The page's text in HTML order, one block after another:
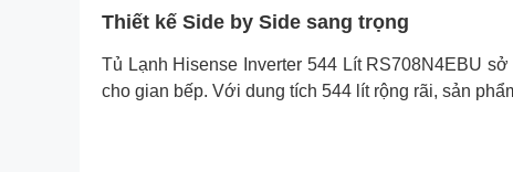
Thiết kế Side by Side sang trọng
Tủ Lạnh Hisense Inverter 544 Lít RS708N4EBU
cho gian bếp. Với dung tích 544 lít rộng rãi, sản